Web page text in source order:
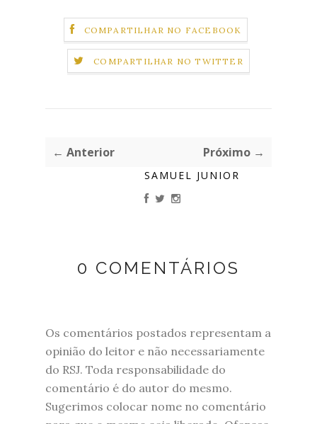
COMPARTILHAR NO FACEBOOK
COMPARTILHAR NO TWITTER
← Anterior Próximo →
SAMUEL JUNIOR
0 COMENTÁRIOS
Os comentários postados representam a
opinião do leitor e não necessariamente
do RSJ. Toda responsabilidade do
comentário é do autor do mesmo.
Sugerimos colocar nome no comentário